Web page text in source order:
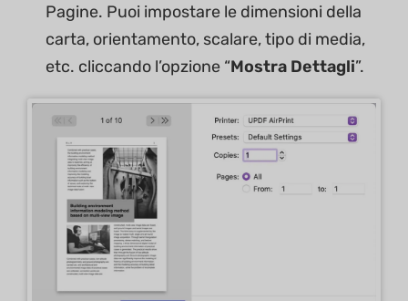
Pagine. Puoi impostare le dimensioni della
carta, orientamento, scalare, tipo di media,
etc. cliccando l’opzione “Mostra Dettagli”.